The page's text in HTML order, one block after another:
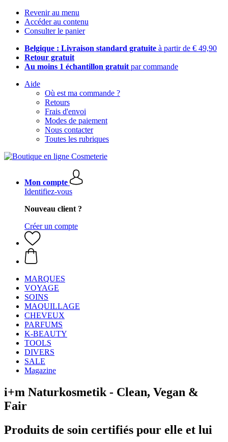
Revenir au menu
Accéder au contenu
Consulter le panier
Belgique : Livraison standard gratuite à partir de € 49,90
Retour gratuit
Au moins 1 échantillon gratuit par commande
Aide
Où est ma commande ?
Retours
Frais d'envoi
Modes de paiement
Nous contacter
Toutes les rubriques
Mon compte
Identifiez-vous
Nouveau client ?
Créer un compte
MARQUES
VOYAGE
SOINS
MAQUILLAGE
CHEVEUX
PARFUMS
K-BEAUTY
TOOLS
DIVERS
SALE
Magazine
i+m Naturkosmetik - Clean, Vegan &
Fair
Produits de soin certifiés pour elle et lui